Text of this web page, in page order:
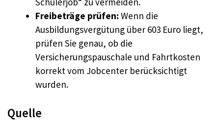
Freibeträge prüfen: Wenn die
Ausbildungsvergütung über 603 Euro liegt,
prüfen Sie genau, ob die
Versicherungspauschale und Fahrtkosten
korrekt vom Jobcenter berücksichtigt
wurden.
Quelle